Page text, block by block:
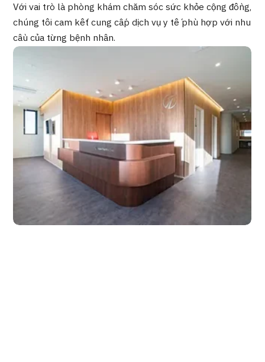
Công ty vận hành
Chính sách bảo vệ dữ liệu cá nhân
Hướng dẫn và chính sách của công ty
Quản trị JTB
Tiếng Nhật Tiếng Anh
Tiếng Trung Quốc
Tiếng Việt
Liên hệ
Với vai trò là phòng khám chăm sóc sức khỏe cộng đồng,
chúng tôi cam kết cung cấp dịch vụ y tế phù hợp với nhu
cầu của từng bệnh nhân.